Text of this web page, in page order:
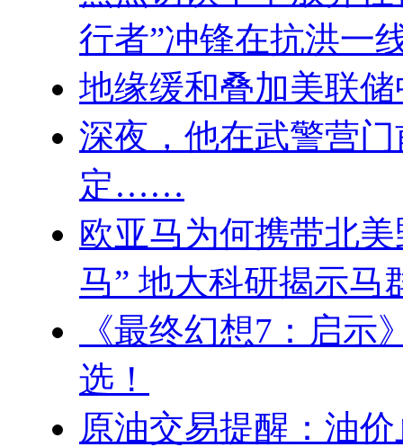
行者”冲锋在抗洪一
地缘缓和叠加美联
深夜，他在武警营
定……
欧亚马为何携带北
马” 地大科研揭示马
《最终幻想7：启示
选！
原油交易提醒：油